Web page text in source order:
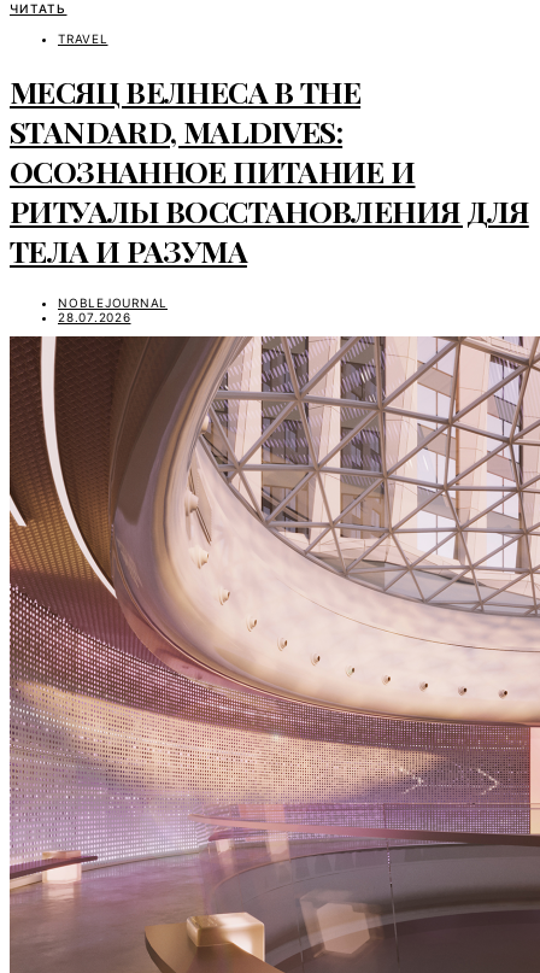
ЧИТАТЬ
TRAVEL
МЕСЯЦ ВЕЛНЕСА В THE
STANDARD, MALDIVES:
ОСОЗНАННОЕ ПИТАНИЕ И
РИТУАЛЫ ВОССТАНОВЛЕНИЯ ДЛЯ
ТЕЛА И РАЗУМА
NOBLEJOURNAL
28.07.2026